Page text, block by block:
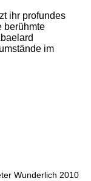
ihr profundes
berühmte
im
Wunderlich 2010